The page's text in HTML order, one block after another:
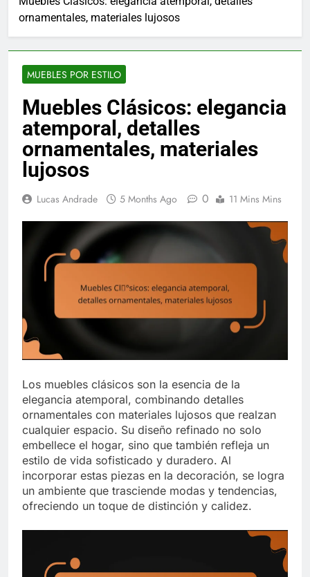
ornamentales, materiales lujosos
MUEBLES POR ESTILO
Muebles Clásicos: elegancia
atemporal, detalles
ornamentales, materiales
lujosos
Lucas Andrade 5 Months Ago 0 11 Mins Mins
Los muebles clásicos son la esencia de la
elegancia atemporal, combinando detalles
ornamentales con materiales lujosos que realzan
cualquier espacio. Su diseño refinado no solo
embellece el hogar, sino que también refleja un
estilo de vida sofisticado y duradero. Al
incorporar estas piezas en la decoración, se logra
un ambiente que trasciende modas y tendencias,
ofreciendo un toque de distinción y calidez.